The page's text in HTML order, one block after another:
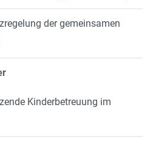
der gemeinsamen
Kinderbetreuung im